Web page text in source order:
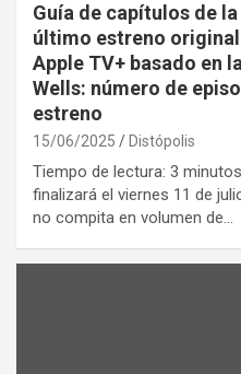
Guía de capítulos de la
último estreno
Apple TV+ basado en
Wells: número de
estreno
15/06/2025 Distópolis
Tiempo de lectura: 3
finalizará el viernes 11 de
no compita en volumen de…